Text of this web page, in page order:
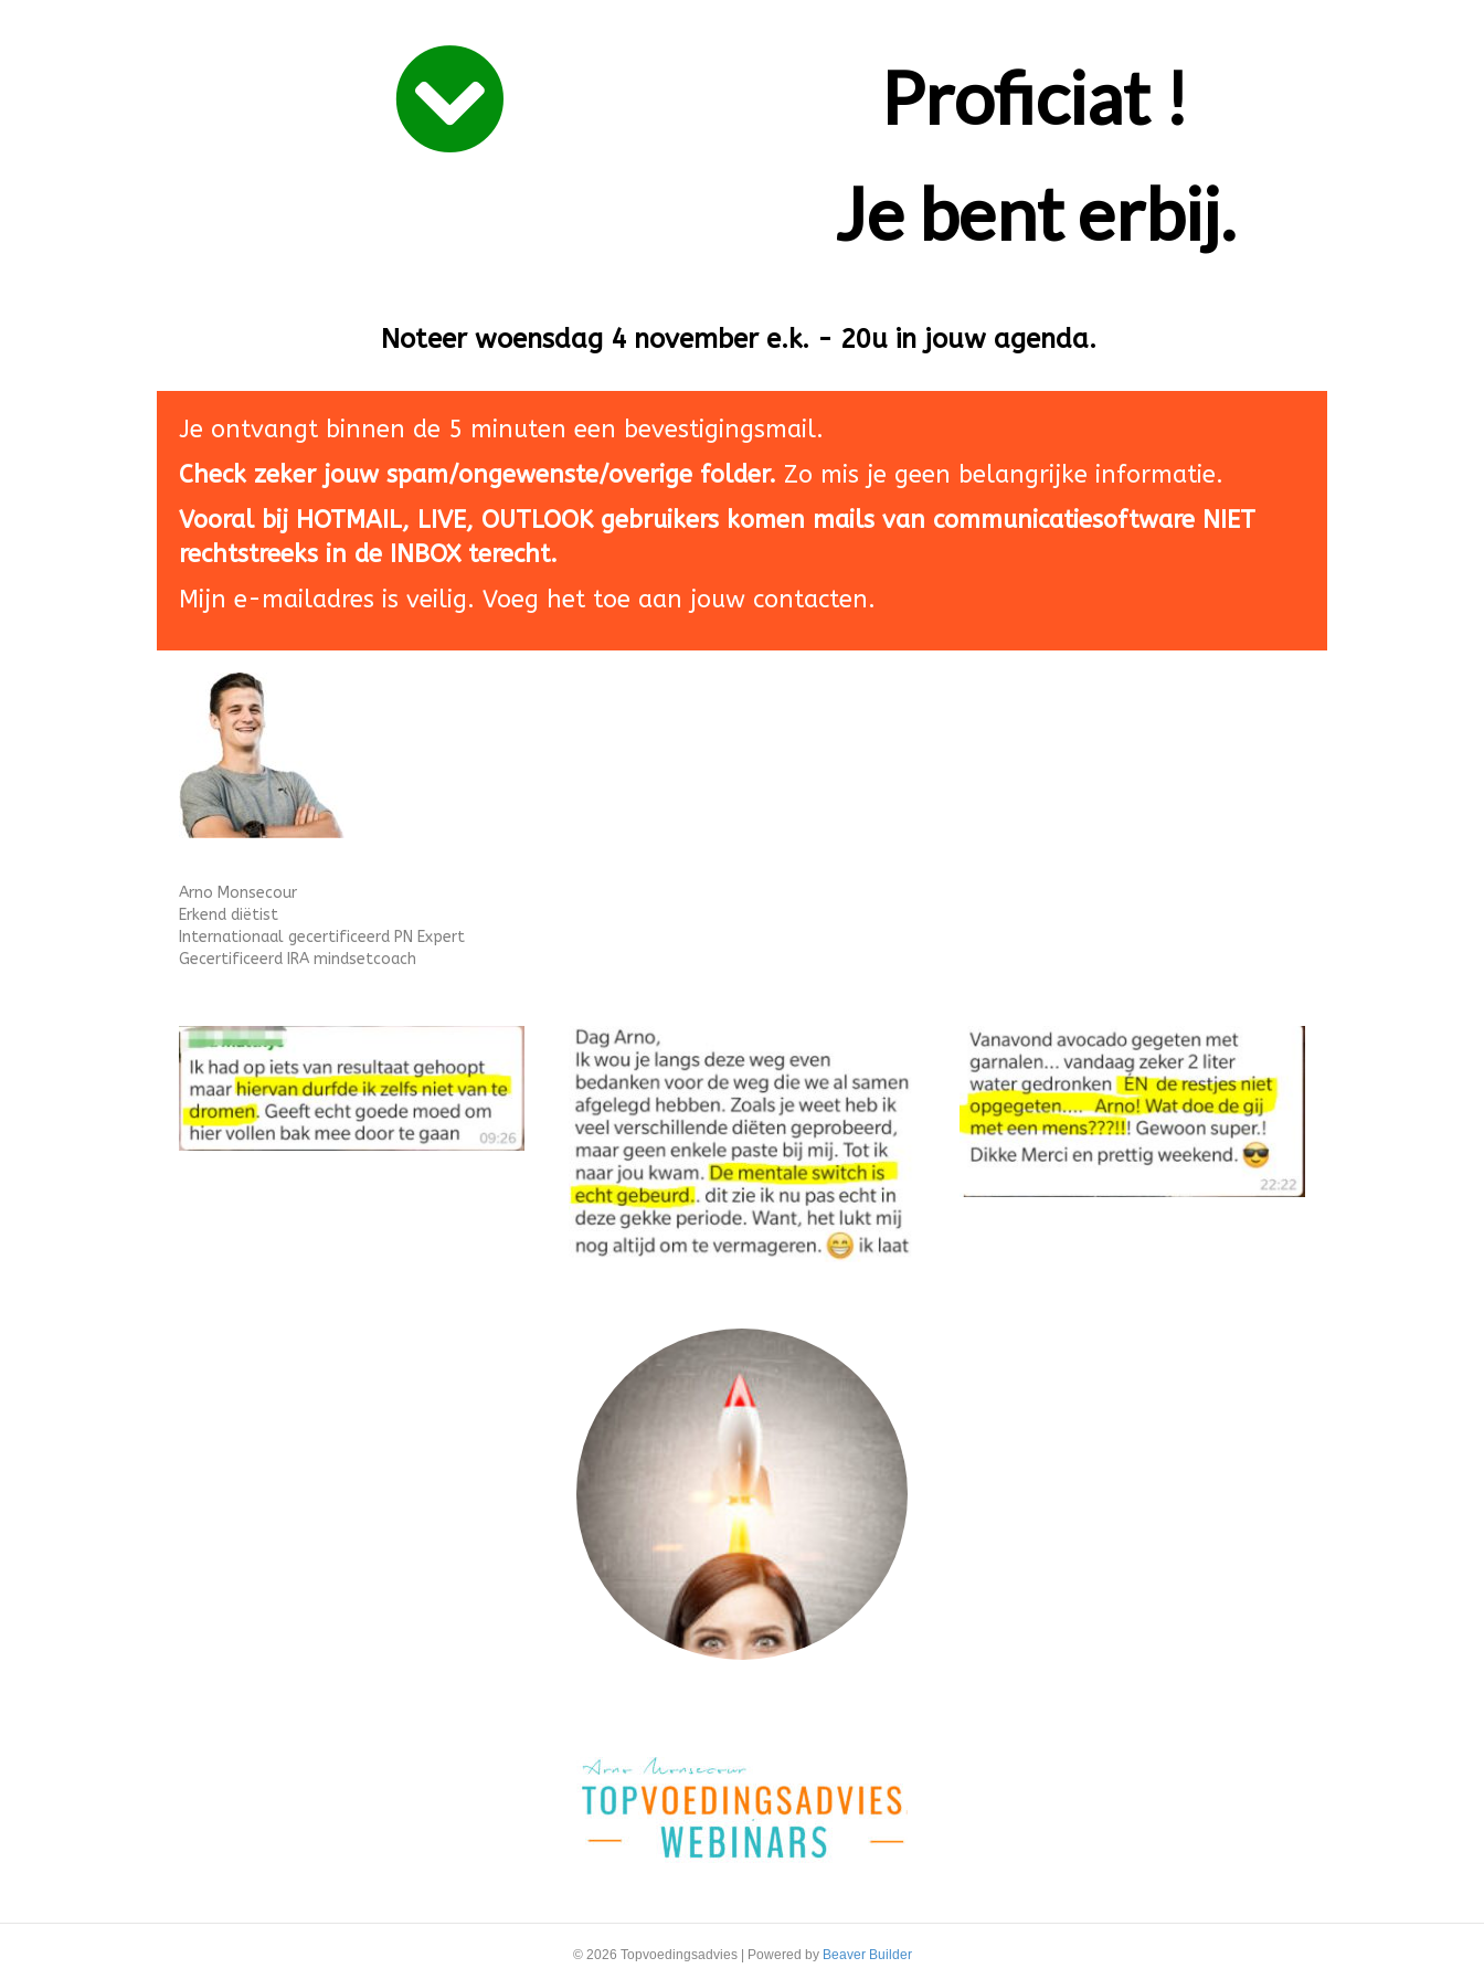
Proficiat !
Je bent erbij.
Noteer woensdag 4 november e.k. - 20u in jouw agenda.
Je ontvangt binnen de 5 minuten een bevestigingsmail.
Check zeker jouw spam/ongewenste/overige folder. Zo mis je geen belangrijke informatie.
Vooral bij HOTMAIL, LIVE, OUTLOOK gebruikers komen mails van communicatiesoftware NIET
rechtstreeks in de INBOX terecht.
Mijn e-mailadres is veilig. Voeg het toe aan jouw contacten.
Arno Monsecour
Erkend diëtist
Internationaal gecertificeerd PN Expert
Gecertificeerd IRA mindsetcoach
© 2026 Topvoedingsadvies | Powered by Beaver Builder